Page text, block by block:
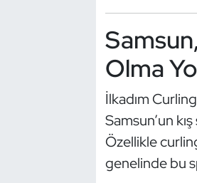
Olma
İlkadım
Samsun’un kış
Özellikle
genelinde bu
Modern Pentatlon
Motor Sporları